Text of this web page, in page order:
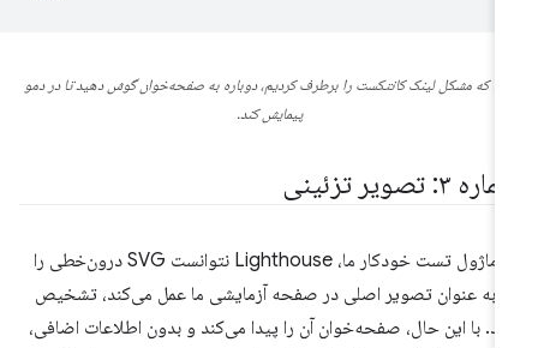
که مشکل لینک کانتکست را برطرف کردیم، دوباره به صفحه‌خوان گوش دهید تا در دمو
پیمایش کند.
۳: تصویر تزئینی
در ماژول تست خودکار ما، Lighthouse نتوانست SVG درون‌خطی را
به عنوان تصویر اصلی در صفحه آزمایشی ما عمل می‌کند، تشخیص
با این حال، صفحه‌خوان آن را پیدا می‌کند و بدون اطلاعات اضافی،